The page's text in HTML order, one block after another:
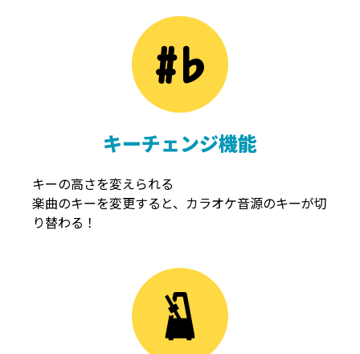
キーチェンジ機能
キーの高さを変えられる
楽曲のキーを変更すると、カラオケ音源のキーが切
り替わる！